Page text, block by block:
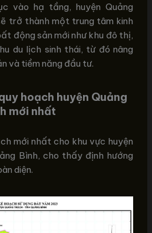
vào hạ tầng, huyện Quảng
trở thành một trung tâm kinh
động sản mới như khu đô thị,
du lịch sinh thái, từ đó nâng
và tiềm năng đầu tư.
hoạch huyện Quảng
mới nhất
mới nhất cho khu vực huyện
Bình, cho thấy định hướng
diện.